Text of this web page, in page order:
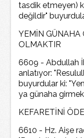
tasdik etmeyen)
değildir"
YEMİN GÜNAHA
OLMAKTIR
6609 - Abdullah
anlatıyor:
buyurdular ki:
ya günaha
KEFARETİNİ
6610 - Hz. Aişe